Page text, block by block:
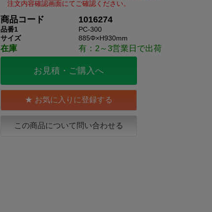
商品コード 1016274
品番1
PC-300
サイズ
885Φ×H930mm
在庫 有：2～3営業日で出荷
お見積・ご購入へ
この商品について問い合わせる
お気に入りに登録する